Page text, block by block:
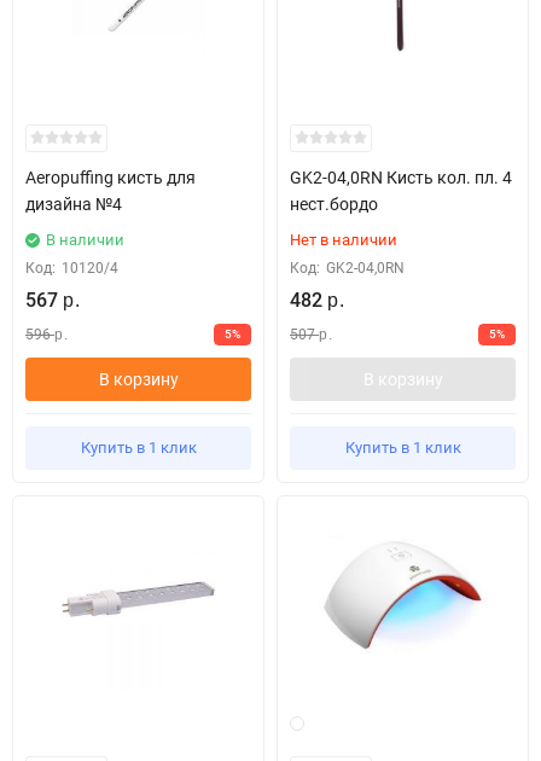
Aeropuffing кисть для
дизайна №4
В наличии
Код: 10120/4
567 р.
596 р. 5%
В корзину
Купить в 1 клик
GK2-04,0RN Кисть кол. пл. 4
нест.бордо
Нет в наличии
Код: GK2-04,0RN
482 р.
507 р. 5%
В корзину
Купить в 1 клик